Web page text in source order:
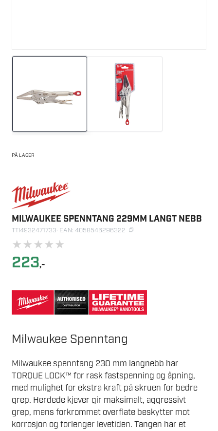
PÅ LAGER
MILWAUKEE SPENNTANG 229MM LANGT NEBB
TTI4932471733· EAN: 4058546296322
★★★★★
223,-
Milwaukee Spenntang
Milwaukee spenntang 230 mm langnebb har
TORQUE LOCK™ for rask fastspenning og åpning,
med mulighet for ekstra kraft på skruen for bedre
grep. Herdede kjever gir maksimalt, aggressivt
grep, mens forkrommet overflate beskytter mot
korrosjon og forlenger levetiden. Tangen har et